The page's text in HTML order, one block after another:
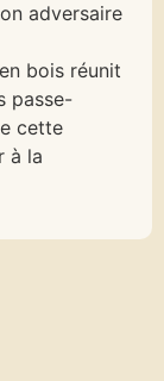
adversaire
bois réunit
passe-
cette
à la